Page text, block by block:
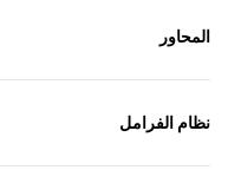
المحاور
نظام الفرامل